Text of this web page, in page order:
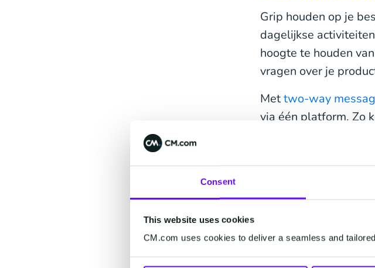
Consent
This website uses cookies
CM.com uses cookies to deliver a seamless and
Grip houden op je
dagelijkse
hoogte te houden
vragen over je
Mettwo-way
via één platform. Zo
Als je eenmaal via
opgebouwd, begint
onpersoonlijke
3. Afspraken